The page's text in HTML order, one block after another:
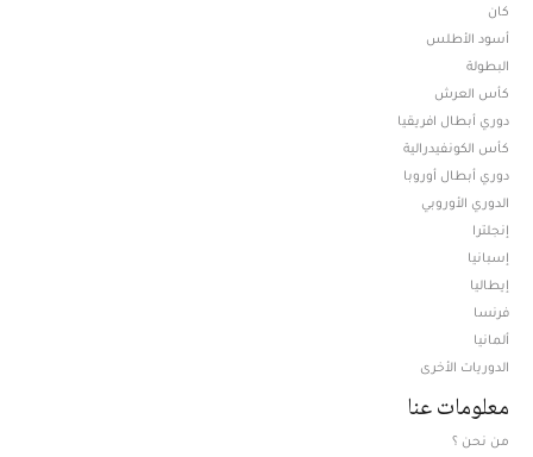
كان
أسود الأطلس
البطولة
كأس العرش
دوري أبطال افريقيا
كأس الكونفيدرالية
دوري أبطال أوروبا
الدوري الأوروبي
إنجلترا
إسبانيا
إيطاليا
فرنسا
ألمانيا
الدوريات الأخرى
معلومات عنا
من نحن ؟